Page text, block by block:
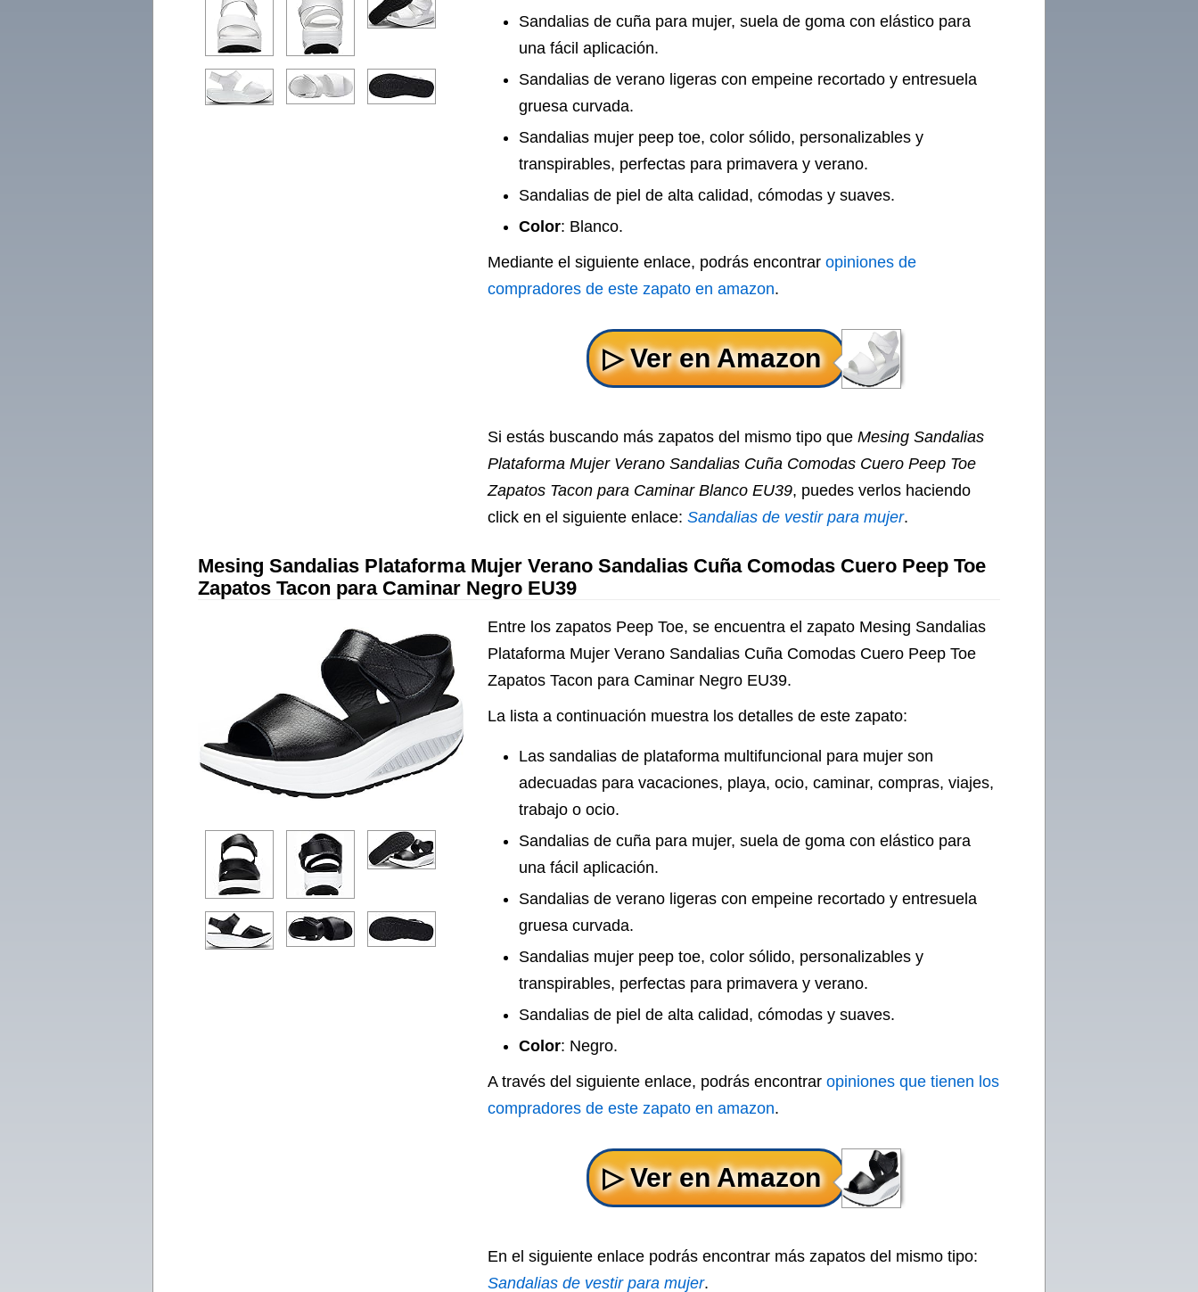
Sandalias de cuña para mujer, suela de goma con elástico para
una fácil aplicación.
Sandalias de verano ligeras con empeine recortado y entresuela
gruesa curvada.
Sandalias mujer peep toe, color sólido, personalizables y
transpirables, perfectas para primavera y verano.
Sandalias de piel de alta calidad, cómodas y suaves.
Color: Blanco.
Mediante el siguiente enlace, podrás encontrar opiniones de
compradores de este zapato en amazon.
Si estás buscando más zapatos del mismo tipo que Mesing Sandalias
Plataforma Mujer Verano Sandalias Cuña Comodas Cuero Peep Toe
Zapatos Tacon para Caminar Blanco EU39, puedes verlos haciendo
click en el siguiente enlace: Sandalias de vestir para mujer.
Mesing Sandalias Plataforma Mujer Verano Sandalias Cuña Comodas Cuero Peep Toe
Zapatos Tacon para Caminar Negro EU39
Entre los zapatos Peep Toe, se encuentra el zapato Mesing Sandalias
Plataforma Mujer Verano Sandalias Cuña Comodas Cuero Peep Toe
Zapatos Tacon para Caminar Negro EU39.
La lista a continuación muestra los detalles de este zapato:
Las sandalias de plataforma multifuncional para mujer son
adecuadas para vacaciones, playa, ocio, caminar, compras, viajes,
trabajo o ocio.
Sandalias de cuña para mujer, suela de goma con elástico para
una fácil aplicación.
Sandalias de verano ligeras con empeine recortado y entresuela
gruesa curvada.
Sandalias mujer peep toe, color sólido, personalizables y
transpirables, perfectas para primavera y verano.
Sandalias de piel de alta calidad, cómodas y suaves.
Color: Negro.
A través del siguiente enlace, podrás encontrar opiniones que tienen los
compradores de este zapato en amazon.
En el siguiente enlace podrás encontrar más zapatos del mismo tipo:
Sandalias de vestir para mujer.